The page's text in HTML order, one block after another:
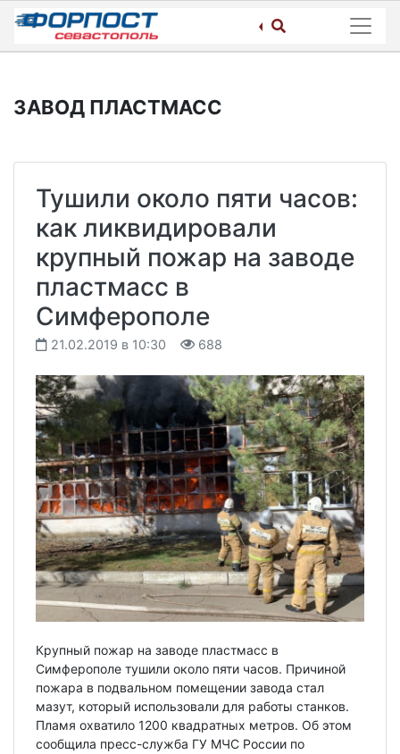
Skip
content
ЗАВОД ПЛАСТМАСС
Тушили около пяти часов:
как ликвидировали
крупный пожар на заводе
пластмасс в
Симферополе
21.02.2019 в 10:30 688
Крупный пожар на заводе пластмасс в
Симферополе тушили около пяти часов. Причиной
пожара в подвальном помещении завода стал
мазут, который использовали для работы станков.
Пламя охватило 1200 квадратных метров. Об этом
сообщила пресс-служба ГУ МЧС России по